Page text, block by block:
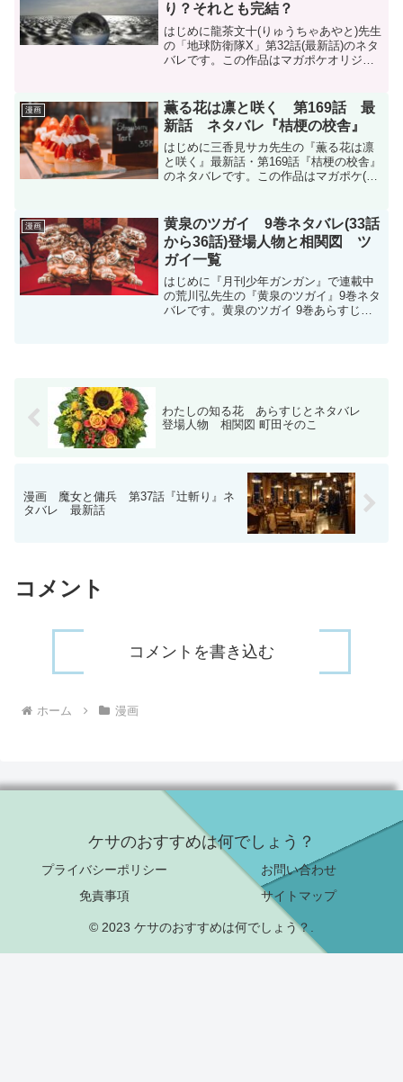
り？それとも完結？
はじめに龍茶文十(りゅうちゃあやと)先生
の「地球防衛隊X」第32話(最新話)のネタ
バレです。この作品はマガポケオリジナ
マガポケ現在コミックスは3巻まで発...
漫画
薫る花は凛と咲く 第169話 最
新話 ネタバレ『桔梗の校舎』
はじめに三香見サカ先生の『薫る花は凛
と咲く』最新話・第169話『桔梗の校舎』
のネタバレです。この作品はマガポケ(マ
定です。現在、コミックスは20巻(150話
～15...
漫画
黄泉のツガイ 9巻ネタバレ(33話
から36話)登場人物と相関図 ツ
ガイ一覧
はじめに『月刊少年ガンガン』で連載中
の荒川弘先生の『黄泉のツガイ』9巻ネタ
バレです。黄泉のツガイ 9巻あらすじと
わたしの知る花 あらすじとネタバレ
登場人物 相関図 町田そのこ
漫画 魔女と傭兵 第37話『辻斬り』ネ
タバレ 最新話
コメント
コメントを書き込む
ホーム 漫画
ケサのおすすめは何でしょう？
プライバシーポリシー
お問い合わせ
免責事項
サイトマップ
© 2023 ケサのおすすめは何でしょう？.